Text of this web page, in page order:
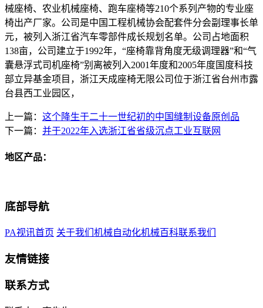
械座椅、农业机械座椅、跑车座椅等210个系列产物的专业座
椅出产厂家。公司是中国工程机械协会配套件分会副理事长单
元，被列入浙江省汽车零部件成长规划名单。公司占地面积
138亩，公司建立于1992年，“座椅靠背角度无级调理器”和“气
囊悬浮式司机座椅”别离被列入2001年度和2005年度国度科技
部立异基金项目，浙江天成座椅无限公司位于浙江省台州市露
台县西工业园区，
上一篇： 这个降生于二十一世纪初的中国缝制设备原创品
下一篇： 并于2022年入选浙江省省级沉点工业互联网
地区产品：
底部导航
PA视讯首页 关于我们 机械自动化机械百科联系我们
友情链接
联系方式